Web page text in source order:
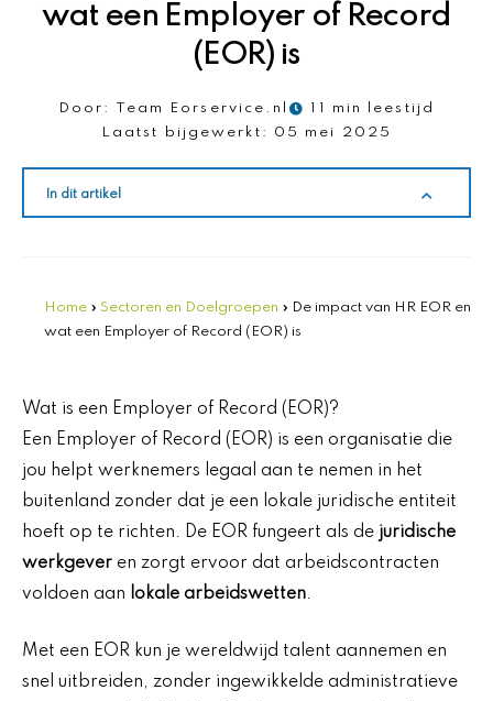
wat een Employer of Record
(EOR) is
Door: Team Eorservice.nl
11 min leestijd
Laatst bijgewerkt:
05 mei 2025
In dit artikel
Home » Sectoren en Doelgroepen » De impact van HR EOR en
wat een Employer of Record (EOR) is
Wat is een Employer of Record (EOR)?
Een Employer of Record (EOR) is een organisatie die
jou helpt werknemers legaal aan te nemen in het
buitenland zonder dat je een lokale juridische entiteit
hoeft op te richten. De EOR fungeert als de juridische
werkgever en zorgt ervoor dat arbeidscontracten
voldoen aan
lokale arbeidswetten.
Met een EOR kun je wereldwijd talent aannemen en
snel uitbreiden, zonder ingewikkelde administratieve